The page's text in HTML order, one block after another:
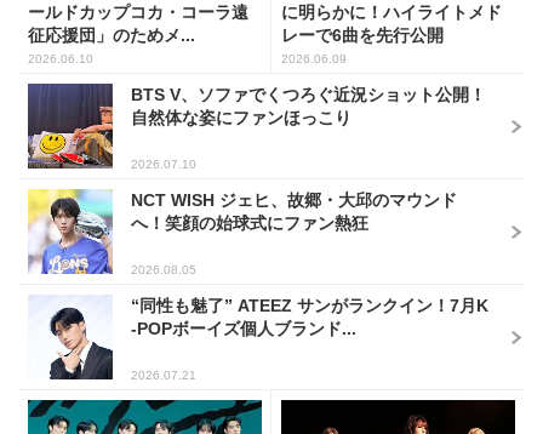
ールドカップコカ・コーラ遠
征応援団」のためメ...
2026.06.10
に明らかに！ハイライトメド
レーで6曲を先行公開
2026.06.09
BTS V、ソファでくつろぐ近況ショット公開！
自然体な姿にファンほっこり
2026.07.10
NCT WISH ジェヒ、故郷・大邱のマウンド
へ！笑顔の始球式にファン熱狂
2026.08.05
“同性も魅了” ATEEZ サンがランクイン！7月K
-POPボーイズ個人ブランド...
2026.07.21